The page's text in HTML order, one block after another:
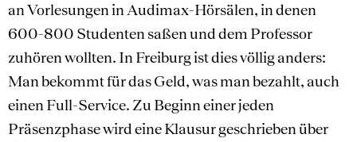
an Vorlesungen in Audimax-Hörsälen, in denen
600-800 Studenten saßen und dem Professor
zuhören wollten. In Freiburg ist dies völlig anders:
Man bekommt für das Geld, was man bezahlt, auch
einen Full-Service. Zu Beginn einer jeden
Präsenzphase wird eine Klausur geschrieben über